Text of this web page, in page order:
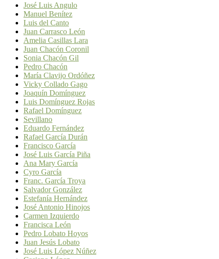
José Luis Angulo
Manuel Benítez
Luis del Canto
Juan Carrasco León
Amelia Casillas Lara
Juan Chacón Coronil
Sonia Chacón Gil
Pedro Chacón
María Clavijo Ordóñez
Vicky Collado Gago
Joaquín Domínguez
Luis Domínguez Rojas
Rafael Domínguez
Sevillano
Eduardo Fernández
Rafael García Durán
Francisco García
José Luis García Piña
Ana Mary García
Cyro García
Franc. García Troya
Salvador González
Estefanía Hernández
José Antonio Hinojos
Carmen Izquierdo
Francisca León
Pedro Lobato Hoyos
Juan Jesús Lobato
José Luis López Núñez